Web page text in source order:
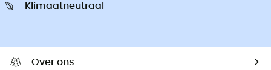
Klimaatneutraal
Over ons